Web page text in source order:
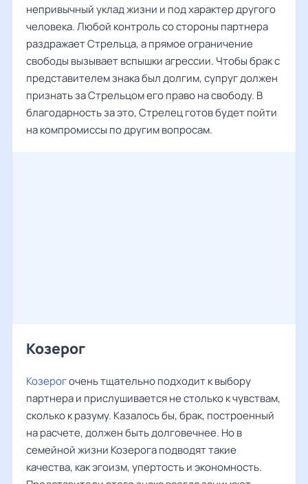
непривычный уклад жизни и под характер другого
человека. Любой контроль со стороны партнера
раздражает Стрельца, а прямое ограничение
свободы вызывает вспышки агрессии. Чтобы брак с
представителем знака был долгим, супруг должен
признать за Стрельцом его право на свободу. В
благодарность за это, Стрелец готов будет пойти
на компромиссы по другим вопросам.
Козерог
Козерогочень тщательно подходит к выбору
партнера и прислушивается не столько к чувствам,
сколько к разуму. Казалось бы, брак, построенный
на расчете, должен быть долговечнее. Но в
семейной жизни Козерога подводят такие
качества, как эгоизм, упертость и экономность.